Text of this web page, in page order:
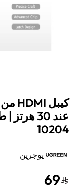
10204
يوجرين
69